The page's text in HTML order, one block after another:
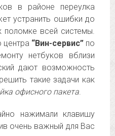
в районе переулка
устранить ошибки до
поломке всей системы.
центра “Вин-сервис” по
нетбуков вблизи
дают возможность
такие задачи как
офисного пакета.
нажимали клавишу
очень важный для Вас